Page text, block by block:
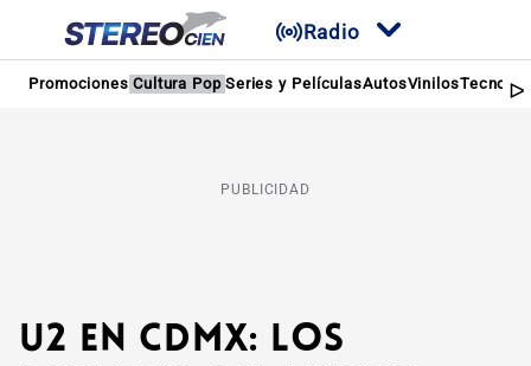
Radio
Promociones Cultura Pop Series y PelículasAutosVinilos
PUBLICIDAD
U2 en CDMX: Los